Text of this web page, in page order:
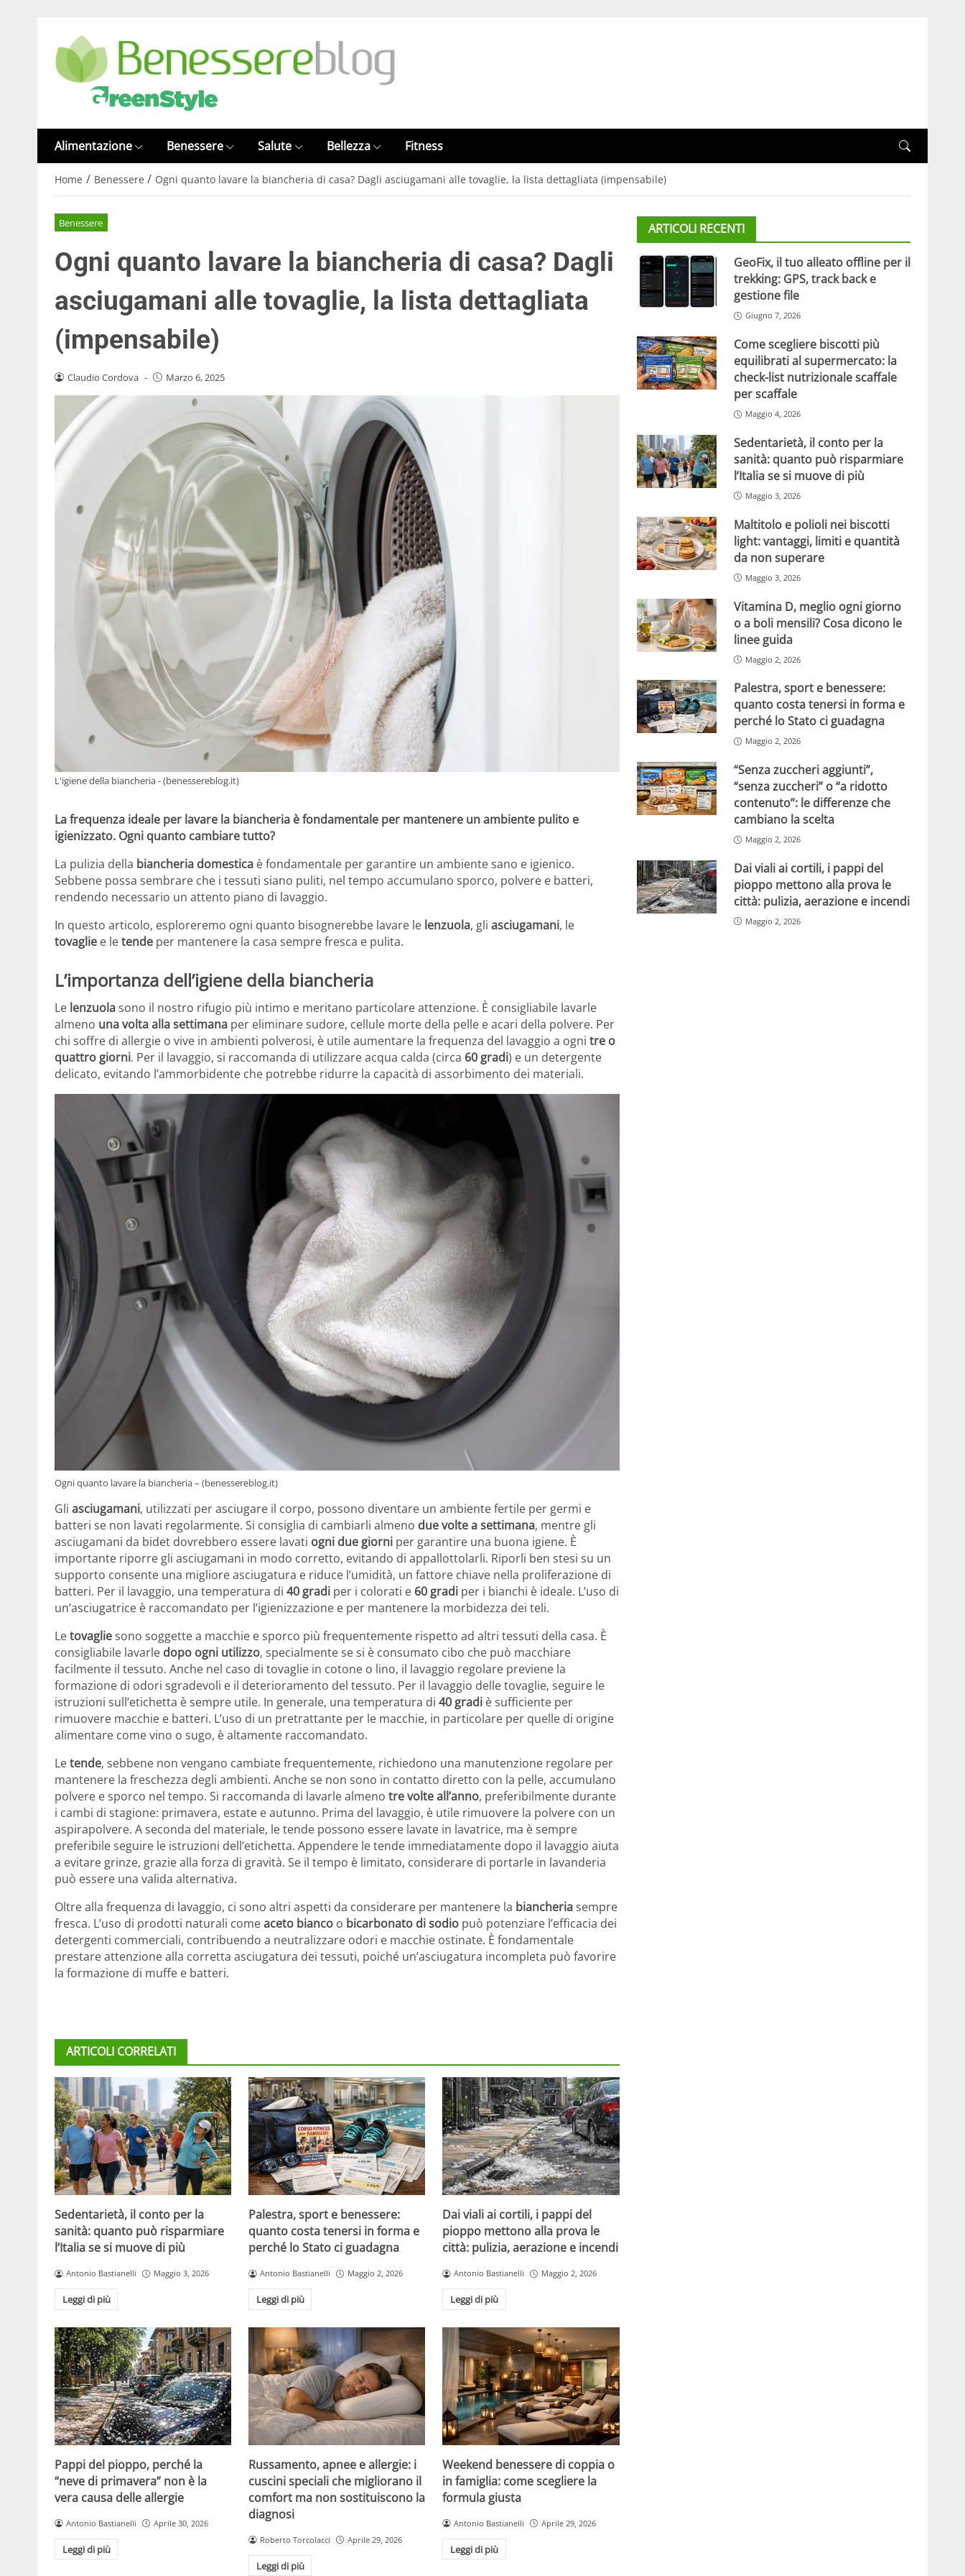
Alimentazione Benessere Salute Bellezza Fitness
Home / Benessere / Ogni quanto lavare la biancheria di casa? Dagli asciugamani alle tovaglie, la lista dettagliata (impensabile)
Benessere
Ogni quanto lavare la biancheria di casa? Dagli
asciugamani alle tovaglie, la lista dettagliata
(impensabile)
Claudio Cordova - Marzo 6, 2025
L'igiene della biancheria - (benessereblog.it)
La frequenza ideale per lavare la biancheria è fondamentale per mantenere un ambiente pulito e
igienizzato. Ogni quanto cambiare tutto?
La pulizia della biancheria domestica è fondamentale per garantire un ambiente sano e igienico.
Sebbene possa sembrare che i tessuti siano puliti, nel tempo accumulano sporco, polvere e batteri,
rendendo necessario un attento piano di lavaggio.
In questo articolo, esploreremo ogni quanto bisognerebbe lavare le lenzuola, gli asciugamani, le
tovaglie e letende per mantenere la casa sempre fresca e pulita.
L’importanza dell’igiene della biancheria
Le lenzuolasono il nostro rifugio più intimo e meritano particolare attenzione. È consigliabile lavarle
almeno una volta alla settimana per eliminare sudore, cellule morte della pelle e acari della polvere. Per
chi soffre di allergie o vive in ambienti polverosi, è utile aumentare la frequenza del lavaggio a ogni tre o
quattro giorni. Per il lavaggio, si raccomanda di utilizzare acqua calda (circa 60 gradi) e un detergente
delicato, evitando l’ammorbidente che potrebbe ridurre la capacità di assorbimento dei materiali.
Ogni quanto lavare la biancheria – (benessereblog.it)
Gli asciugamani, utilizzati per asciugare il corpo, possono diventare un ambiente fertile per germi e
batteri se non lavati regolarmente. Si consiglia di cambiarli almeno due volte a settimana, mentre gli
asciugamani da bidet dovrebbero essere lavati ogni due giorni per garantire una buona igiene. È
importante riporre gli asciugamani in modo corretto, evitando di appallottolarli. Riporli ben stesi su un
supporto consente una migliore asciugatura e riduce l’umidità, un fattore chiave nella proliferazione di
batteri. Per il lavaggio, una temperatura di 40 gradi per i colorati e 60 gradi per i bianchi è ideale. L’uso di
un’asciugatrice è raccomandato per l’igienizzazione e per mantenere la morbidezza dei teli.
Letovagliesono soggette a macchie e sporco più frequentemente rispetto ad altri tessuti della casa. È
consigliabile lavarle dopo ogni utilizzo, specialmente se si è consumato cibo che può macchiare
facilmente il tessuto. Anche nel caso di tovaglie in cotone o lino, il lavaggio regolare previene la
formazione di odori sgradevoli e il deterioramento del tessuto. Per il lavaggio delle tovaglie, seguire le
istruzioni sull’etichetta è sempre utile. In generale, una temperatura di 40 gradi è sufficiente per
rimuovere macchie e batteri. L’uso di un pretrattante per le macchie, in particolare per quelle di origine
alimentare come vino o sugo, è altamente raccomandato.
Letende, sebbene non vengano cambiate frequentemente, richiedono una manutenzione regolare per
mantenere la freschezza degli ambienti. Anche se non sono in contatto diretto con la pelle, accumulano
polvere e sporco nel tempo. Si raccomanda di lavarle almeno tre volte all’anno, preferibilmente durante
i cambi di stagione: primavera, estate e autunno. Prima del lavaggio, è utile rimuovere la polvere con un
aspirapolvere. A seconda del materiale, le tende possono essere lavate in lavatrice, ma è sempre
preferibile seguire le istruzioni dell’etichetta. Appendere le tende immediatamente dopo il lavaggio aiuta
a evitare grinze, grazie alla forza di gravità. Se il tempo è limitato, considerare di portarle in lavanderia
può essere una valida alternativa.
Oltre alla frequenza di lavaggio, ci sono altri aspetti da considerare per mantenere la biancheriasempre
fresca. L’uso di prodotti naturali comeaceto bianco o bicarbonato di sodio può potenziare l’efficacia dei
detergenti commerciali, contribuendo a neutralizzare odori e macchie ostinate. È fondamentale
prestare attenzione alla corretta asciugatura dei tessuti, poiché un’asciugatura incompleta può favorire
la formazione di muffe e batteri.
ARTICOLI CORRELATI
Sedentarietà, il conto per la
sanità: quanto può risparmiare
l’Italia se si muove di più
Antonio Bastianelli Maggio 3, 2026
Leggi di più
Palestra, sport e benessere:
quanto costa tenersi in forma e
perché lo Stato ci guadagna
Antonio Bastianelli Maggio 2, 2026
Leggi di più
Dai viali ai cortili, i pappi del
pioppo mettono alla prova le
città: pulizia, aerazione e incendi
Antonio Bastianelli Maggio 2, 2026
Leggi di più
Pappi del pioppo, perché la
“neve di primavera” non è la
vera causa delle allergie
Antonio Bastianelli Aprile 30, 2026
Leggi di più
Russamento, apnee e allergie: i
cuscini speciali che migliorano il
comfort ma non sostituiscono la
diagnosi
Roberto Torcolacci Aprile 29, 2026
Leggi di più
Weekend benessere di coppia o
in famiglia: come scegliere la
formula giusta
Antonio Bastianelli Aprile 29, 2026
Leggi di più
ARTICOLI RECENTI
GeoFix, il tuo alleato offline per il
trekking: GPS, track back e
gestione file
Giugno 7, 2026
Come scegliere biscotti più
equilibrati al supermercato: la
check-list nutrizionale scaffale
per scaffale
Maggio 4, 2026
Sedentarietà, il conto per la
sanità: quanto può risparmiare
l’Italia se si muove di più
Maggio 3, 2026
Maltitolo e polioli nei biscotti
light: vantaggi, limiti e quantità
da non superare
Maggio 3, 2026
Vitamina D, meglio ogni giorno
o a boli mensili? Cosa dicono le
linee guida
Maggio 2, 2026
Palestra, sport e benessere:
quanto costa tenersi in forma e
perché lo Stato ci guadagna
Maggio 2, 2026
“Senza zuccheri aggiunti”,
“senza zuccheri” o “a ridotto
contenuto”: le differenze che
cambiano la scelta
Maggio 2, 2026
Dai viali ai cortili, i pappi del
pioppo mettono alla prova le
città: pulizia, aerazione e incendi
Maggio 2, 2026